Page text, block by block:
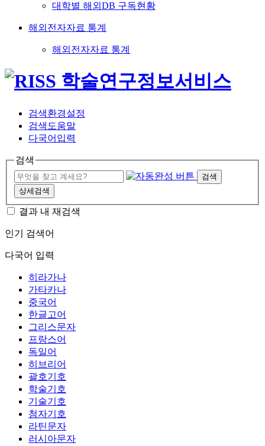
대학별 해외DB 구독현황
해외전자자료 통계
해외전자자료 통계
검색환경설정
검색도움말
다국어입력
검색
검색
상세검색
결과 내 재검색
인기 검색어
다국어 입력
히라가나
가타카나
중국어
한글고어
그리스문자
프랑스어
독일어
히브리어
괄호기호
학술기호
기술기호
첨자기호
라틴문자
러시아문자